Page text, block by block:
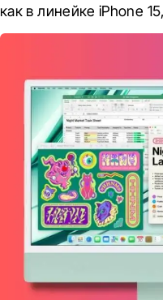
как в линейке iPhone